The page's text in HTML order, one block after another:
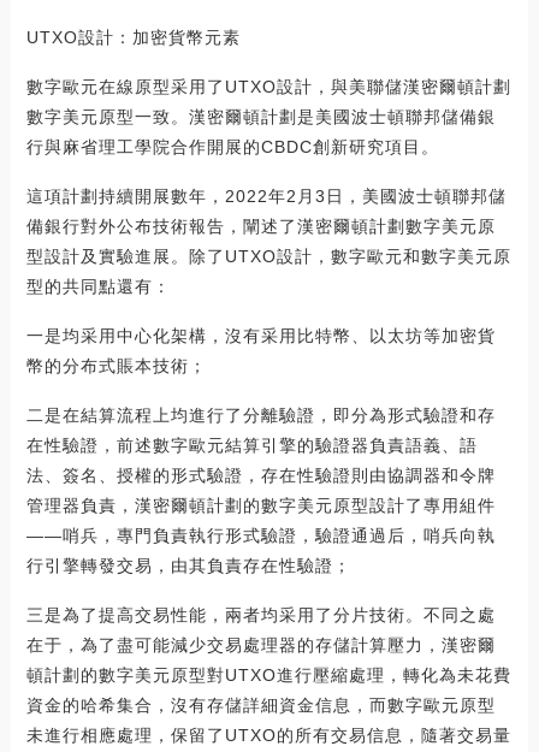
UTXO設計：加密貨幣元素
數字歐元在線原型采用了UTXO設計，與美聯儲漢密爾頓計劃
數字美元原型一致。漢密爾頓計劃是美國波士頓聯邦儲備銀
行與麻省理工學院合作開展的CBDC創新研究項目。
這項計劃持續開展數年，2022年2月3日，美國波士頓聯邦儲
備銀行對外公布技術報告，闡述了漢密爾頓計劃數字美元原
型設計及實驗進展。除了UTXO設計，數字歐元和數字美元原
型的共同點還有：
一是均采用中心化架構，沒有采用比特幣、以太坊等加密貨
幣的分布式賬本技術；
二是在結算流程上均進行了分離驗證，即分為形式驗證和存
在性驗證，前述數字歐元結算引擎的驗證器負責語義、語
法、簽名、授權的形式驗證，存在性驗證則由協調器和令牌
管理器負責，漢密爾頓計劃的數字美元原型設計了專用組件
——哨兵，專門負責執行形式驗證，驗證通過后，哨兵向執
行引擎轉發交易，由其負責存在性驗證；
三是為了提高交易性能，兩者均采用了分片技術。不同之處
在于，為了盡可能減少交易處理器的存儲計算壓力，漢密爾
頓計劃的數字美元原型對UTXO進行壓縮處理，轉化為未花費
資金的哈希集合，沒有存儲詳細資金信息，而數字歐元原型
未進行相應處理，保留了UTXO的所有交易信息，隨著交易量